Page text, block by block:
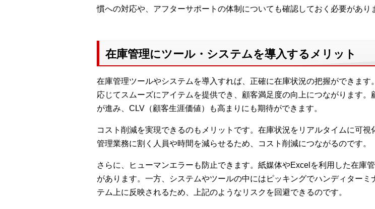
慣への対応や、アフターサポートの体制についても確認しておく必要があり
在庫管理にツール・システムを導入するメリット
在庫管理ツールやシステムを導入すれば、正確に在庫状況の把握ができま
応じてスムーズにアイテムを提供でき、顧客満足度の向上につながります
が進み、CLV（顧客生涯価値）も高まりにも期待ができます。
コスト削減を実現できるのもメリットです。在庫状況をリアルタイムに可
管理業務に割く人員や時間を減らせるため、コスト削減につながるのです。
さらに、ヒューマンエラーも防止できます。紙媒体やExcelを利用した在庫
があります。一方、システムやツールの中にはピッキングでハンディター
テム上に反映されるため、上記のようなリスクを回避できるのです。